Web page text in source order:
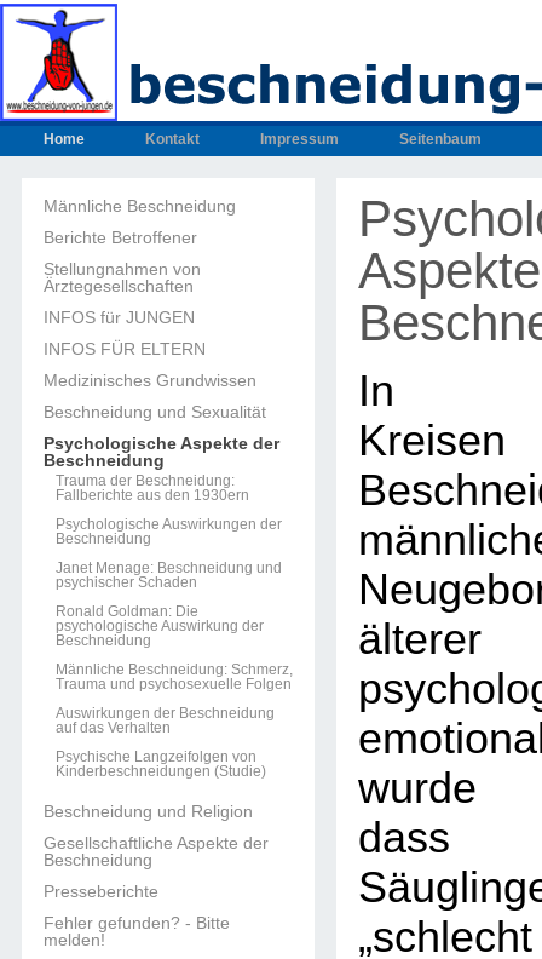
Home Kontakt Impressum Seitenbaum
Männliche Beschneidung
Berichte Betroffener
Stellungnahmen von
Ärztegesellschaften
INFOS für JUNGEN
INFOS FÜR ELTERN
Medizinisches Grundwissen
Beschneidung und Sexualität
Psychologische Aspekte der
Beschneidung
Trauma der Beschneidung:
Fallberichte aus den 1930ern
Psychologische Auswirkungen der
Beschneidung
Janet Menage: Beschneidung und
psychischer Schaden
Ronald Goldman: Die
psychologische Auswirkung der
Beschneidung
Männliche Beschneidung: Schmerz,
Trauma und psychosexuelle Folgen
Auswirkungen der Beschneidung
auf das Verhalten
Psychische Langzeifolgen von
Kinderbeschneidungen (Studie)
Beschneidung und Religion
Gesellschaftliche Aspekte der
Beschneidung
Presseberichte
Fehler gefunden? - Bitte
melden!
In
älterer
wurde
dass